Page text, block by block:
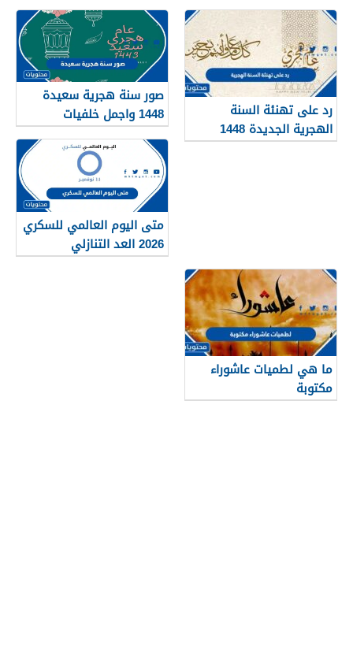
رد على تهنئة السنة
الهجرية الجديدة 1448
صور سنة هجرية سعيدة
1448 واجمل خلفيات
ورمزيات العام الجديد
متى اليوم العالمي للسكري
2026 العد التنازلي
ما هي لطميات عاشوراء
مكتوبة